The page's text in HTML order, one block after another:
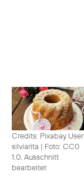
Credits: Pixabay User
silviarita | Foto: CC0
1.0, Ausschnitt
bearbeitet